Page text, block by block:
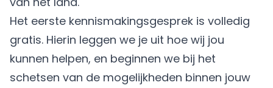
Het eerste kennismakingsgesprek is volledig
gratis. Hierin leggen we je uit hoe wij jou
kunnen helpen, en beginnen we bij het
schetsen van de mogelijkheden binnen jouw